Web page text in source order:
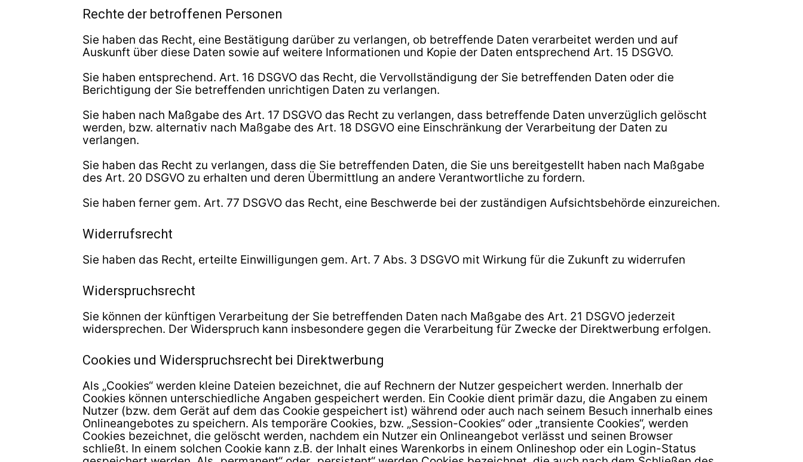
Rechte der betroffenen Personen
Sie haben das Recht, eine Bestätigung darüber zu verlangen, ob betreffende Daten verarbeitet werden und auf
Auskunft über diese Daten sowie auf weitere Informationen und Kopie der Daten entsprechend Art. 15 DSGVO.
Sie haben entsprechend. Art. 16 DSGVO das Recht, die Vervollständigung der Sie betreffenden Daten oder die
Berichtigung der Sie betreffenden unrichtigen Daten zu verlangen.
Sie haben nach Maßgabe des Art. 17 DSGVO das Recht zu verlangen, dass betreffende Daten unverzüglich gelöscht
werden, bzw. alternativ nach Maßgabe des Art. 18 DSGVO eine Einschränkung der Verarbeitung der Daten zu
verlangen.
Sie haben das Recht zu verlangen, dass die Sie betreffenden Daten, die Sie uns bereitgestellt haben nach Maßgabe
des Art. 20 DSGVO zu erhalten und deren Übermittlung an andere Verantwortliche zu fordern.
Sie haben ferner gem. Art. 77 DSGVO das Recht, eine Beschwerde bei der zuständigen Aufsichtsbehörde einzureichen.
Widerrufsrecht
Sie haben das Recht, erteilte Einwilligungen gem. Art. 7 Abs. 3 DSGVO mit Wirkung für die Zukunft zu widerrufen
Widerspruchsrecht
Sie können der künftigen Verarbeitung der Sie betreffenden Daten nach Maßgabe des Art. 21 DSGVO jederzeit
widersprechen. Der Widerspruch kann insbesondere gegen die Verarbeitung für Zwecke der Direktwerbung erfolgen.
Cookies und Widerspruchsrecht bei Direktwerbung
Als „Cookies“ werden kleine Dateien bezeichnet, die auf Rechnern der Nutzer gespeichert werden. Innerhalb der
Cookies können unterschiedliche Angaben gespeichert werden. Ein Cookie dient primär dazu, die Angaben zu einem
Nutzer (bzw. dem Gerät auf dem das Cookie gespeichert ist) während oder auch nach seinem Besuch innerhalb eines
Onlineangebotes zu speichern. Als temporäre Cookies, bzw. „Session-Cookies“ oder „transiente Cookies“, werden
Cookies bezeichnet, die gelöscht werden, nachdem ein Nutzer ein Onlineangebot verlässt und seinen Browser
schließt. In einem solchen Cookie kann z.B. der Inhalt eines Warenkorbs in einem Onlineshop oder ein Login-Status